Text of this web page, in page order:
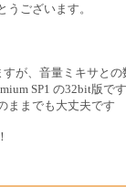
ございます。
が、音量ミキサと
SP1 の32bit版で
ままでも大丈夫です